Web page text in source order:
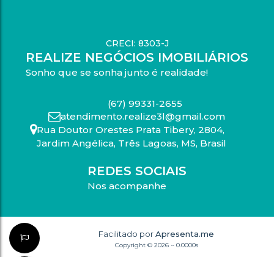
CRECI: 8303-J
REALIZE NEGÓCIOS IMOBILIÁRIOS
Sonho que se sonha junto é realidade!
(67) 99331-2655
atendimento.realize3l@gmail.com
Rua Doutor Orestes Prata Tibery, 2804,
Jardim Angélica, Três Lagoas, MS, Brasil
REDES SOCIAIS
Nos acompanhe
Facilitado porApresenta.me
Copyright © 2026 ~ 0.0000s